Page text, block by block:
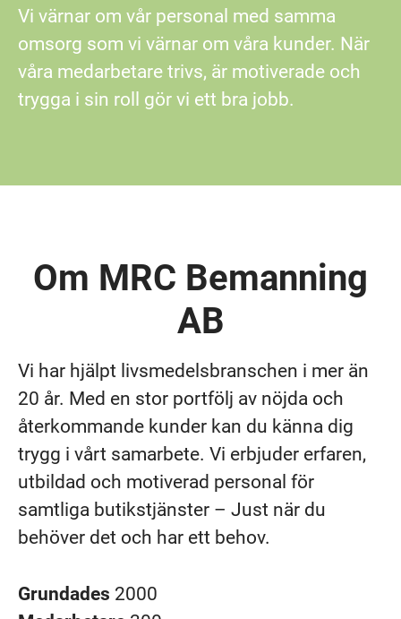
Vi värnar om vår personal med samma
omsorg som vi värnar om våra kunder. När
våra medarbetare trivs, är motiverade och
trygga i sin roll gör vi ett bra jobb.
Om MRC Bemanning
AB
Vi har hjälpt livsmedelsbranschen i mer än
20 år. Med en stor portfölj av nöjda och
återkommande kunder kan du känna dig
trygg i vårt samarbete. Vi erbjuder erfaren,
utbildad och motiverad personal för
samtliga butikstjänster – Just när du
behöver det och har ett behov.
Grundades 2000